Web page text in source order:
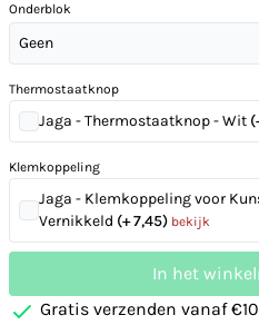
Onderblok
Geen
Thermostaatknop
Jaga - Thermostaatknop - Wit
Klemkoppeling
Jaga - Klemkoppeling voor
Vernikkeld (+ 7,45) bekijk
In het
Gratis verzenden vanaf